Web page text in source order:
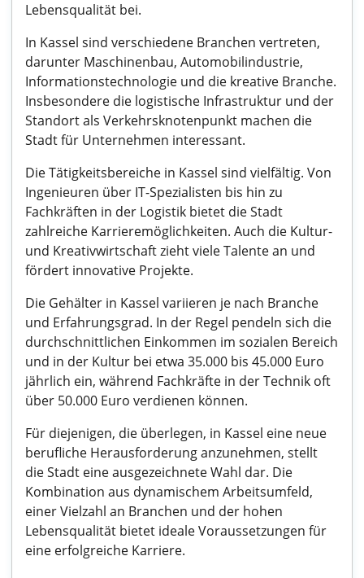
Lebensqualität bei.
In Kassel sind verschiedene Branchen vertreten,
darunter Maschinenbau, Automobilindustrie,
Informationstechnologie und die kreative Branche.
Insbesondere die logistische Infrastruktur und der
Standort als Verkehrsknotenpunkt machen die
Stadt für Unternehmen interessant.
Die Tätigkeitsbereiche in Kassel sind vielfältig. Von
Ingenieuren über IT-Spezialisten bis hin zu
Fachkräften in der Logistik bietet die Stadt
zahlreiche Karrieremöglichkeiten. Auch die Kultur-
und Kreativwirtschaft zieht viele Talente an und
fördert innovative Projekte.
Die Gehälter in Kassel variieren je nach Branche
und Erfahrungsgrad. In der Regel pendeln sich die
durchschnittlichen Einkommen im sozialen Bereich
und in der Kultur bei etwa 35.000 bis 45.000 Euro
jährlich ein, während Fachkräfte in der Technik oft
über 50.000 Euro verdienen können.
Für diejenigen, die überlegen, in Kassel eine neue
berufliche Herausforderung anzunehmen, stellt
die Stadt eine ausgezeichnete Wahl dar. Die
Kombination aus dynamischem Arbeitsumfeld,
einer Vielzahl an Branchen und der hohen
Lebensqualität bietet ideale Voraussetzungen für
eine erfolgreiche Karriere.